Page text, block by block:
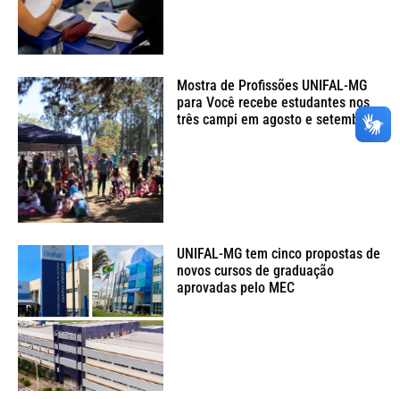
Mostra de Profissões UNIFAL-MG
para Você recebe estudantes nos
três campi em agosto e setembro
UNIFAL-MG tem cinco propostas de
novos cursos de graduação
aprovadas pelo MEC